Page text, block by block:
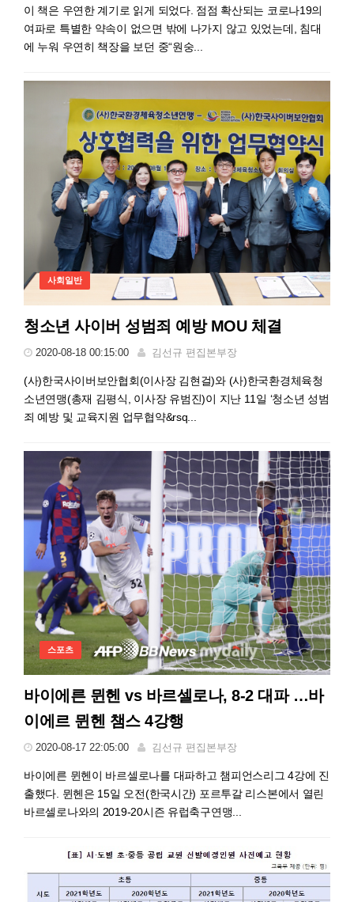
이 책은 우연한 계기로 읽게 되었다. 점점 확산되는 코로나19의
여파로 특별한 약속이 없으면 밖에 나가지 않고 있었는데, 침대
에 누워 우연히 책장을 보던 중“원숭...
사회일반
청소년 사이버 성범죄 예방 MOU 체결
2020-08-18 00:15:00 김선규 편집본부장
(사)한국사이버보안협회(이사장 김현걸)와 (사)한국환경체육청
소년연맹(총재 김평식, 이사장 유범진)이 지난 11일 ‘청소년 성범
죄 예방 및 교육지원 업무협약&rsq...
스포츠
바이에른 뮌헨 vs 바르셀로나, 8-2 대파 …바
이에르 뮌헨 챔스 4강행
2020-08-17 22:05:00 김선규 편집본부장
바이에른 뮌헨이 바르셀로나를 대파하고 챔피언스리그 4강에 진
출했다. 뮌헨은 15일 오전(한국시간) 포르투갈 리스본에서 열린
바르셀로나와의 2019-20시즌 유럽축구연맹...